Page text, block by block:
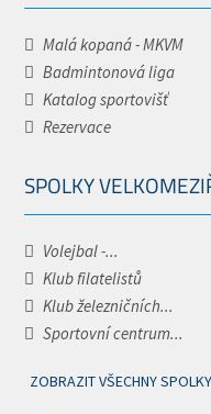
Malá kopaná - MKVM
Badmintonová liga
Katalog sportovišť
Rezervace
SPOLKY
Volejbal -...
Klub filatelistů
Klub železničních...
Sportovní centrum...
ZOBRAZIT VŠECHNY SPOLKY